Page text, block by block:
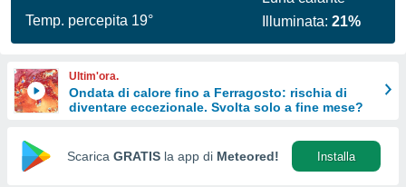
le
di
Web
Temp. percepita 19°
Illuminata:21%
Ultim'ora.
Ondata di calore fino a Ferragosto: rischia di
diventare eccezionale. Svolta solo a fine mese?
Scarica GRATIS la app di Meteored! Installa